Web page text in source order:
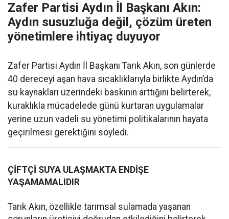
Zafer Partisi Aydın İl Başkanı Akın:
Aydın susuzluğa değil, çözüm üreten
yönetimlere ihtiyaç duyuyor
Zafer Partisi Aydın İl Başkanı Tarık Akın, son günlerde
40 dereceyi aşan hava sıcaklıklarıyla birlikte Aydın’da
su kaynakları üzerindeki baskının arttığını belirterek,
kuraklıkla mücadelede günü kurtaran uygulamalar
yerine uzun vadeli su yönetimi politikalarının hayata
geçirilmesi gerektiğini söyledi.
ÇİFTÇİ SUYA ULAŞMAKTA ENDİŞE
YAŞAMAMALIDIR
Tarık Akın, özellikle tarımsal sulamada yaşanan